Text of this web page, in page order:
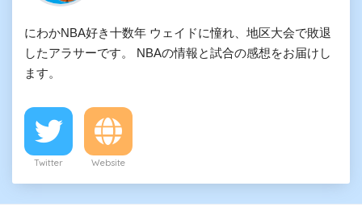
にわかNBA好き十数年 ウェイドに憧れ、地区大会で敗退
したアラサーです。 NBAの情報と試合の感想をお届けし
ます。
Twitter Website